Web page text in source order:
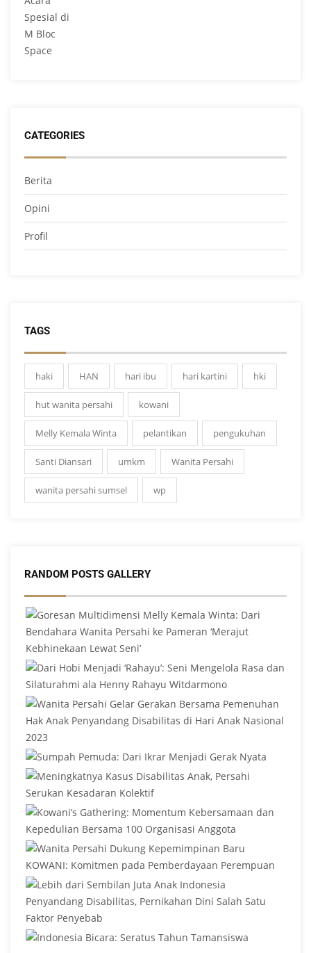
CATEGORIES
Berita
Opini
Profil
TAGS
haki HAN hari ibu hari kartini hki
hut wanita persahi kowani
Melly Kemala Winta pelantikan pengukuhan
Santi Diansari umkm Wanita Persahi
wanita persahi sumsel wp
RANDOM POSTS GALLERY